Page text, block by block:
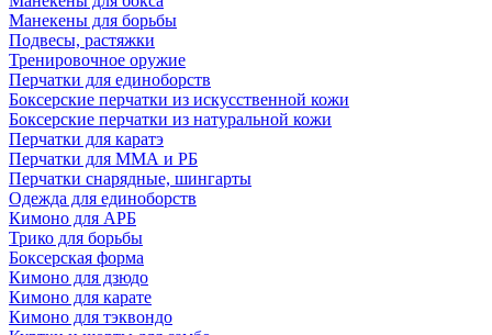
Манекены для борьбы
Подвесы, растяжки
Тренировочное оружие
Перчатки для единоборств
Боксерские перчатки из искусственной кожи
Боксерские перчатки из натуральной кожи
Перчатки для каратэ
Перчатки для ММА и РБ
Перчатки снарядные, шингарты
Одежда для единоборств
Кимоно для АРБ
Трико для борьбы
Боксерская форма
Кимоно для дзюдо
Кимоно для карате
Кимоно для тэквондо